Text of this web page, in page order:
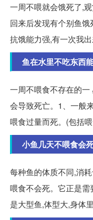
一周不喂就会饿死了,
回来后发现有个别鱼
抗饿能力强,有一次我
鱼在水里不吃东西
一周不喂食不存在的
会导致死亡。1、一般
喂食过量而死。(包括
小鱼几天不喂食会
每种鱼的体质不同,消
喂食不会死。它正是
是大型鱼,体型大,身体